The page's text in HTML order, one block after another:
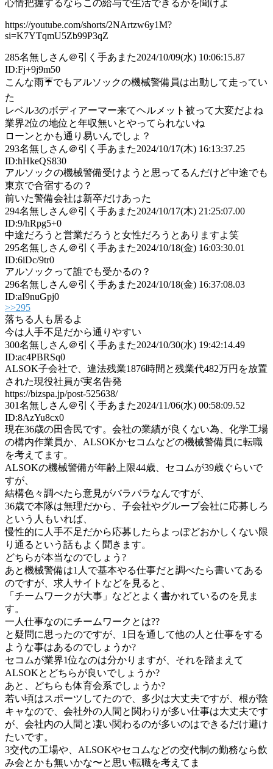
心情把握するならこの給与で生活できるかを聞けよ
https://youtube.com/shorts/2NArtzw6y1M?
si=K7YTqmU5Zb99P3qZ
285名無しさん＠引く手あまた2024/10/09(水) 10:06:15.87
ID:Fj+9j9m50
こんな雨☔でもアルソックの機械警備員は出動して走ってい
た
レベル3のボディアーマー来てヘルメット被って大変だよね
業界2位の地位と年収無いとやってられないね
ローンとかも通り易いんでしょ？
293名無しさん＠引く手あまた2024/10/17(木) 16:13:37.25
ID:hHkeQS830
アルソックの機械警備受けようと思ってるんだけど中途でも
東京で合宿するの？
前いた警備会社は新卒だけあった
294名無しさん＠引く手あまた2024/10/17(木) 21:25:07.00
ID:9/hRpg5+0
中途だろうと営業だろうと女性だろうとありますよ笑
295名無しさん＠引く手あまた2024/10/18(金) 16:03:30.01
ID:6iDc/9tr0
アルソックって誰でも受かるの？
296名無しさん＠引く手あまた2024/10/18(金) 16:37:08.03
ID:aI9nuGpj0
>>295
落ちる人も居るよ
今は人手不足だから通りやすい
300名無しさん＠引く手あまた2024/10/30(水) 19:42:14.49
ID:ac4PBRSq0
ALSOK子会社で、違法残業1876時間と残業代482万円を放置
された現役社員が実名告発
https://bizspa.jp/post-525638/
301名無しさん＠引く手あまた2024/11/06(水) 00:58:09.52
ID:8AzYu8cx0
現在36歳の田舎民です。会社の業績が良くない為、化学工場
の構内作業員か、ALSOKかセコムなどの機械警備員に転職
を考えてます。
ALSOKの機械警備が年齢上限44歳、セコムが39歳ぐらいで
すが、
結構色々調べたら意見がバラバラなんですが、
36歳で本隊は無理だから、子会社やグループ会社に応募しろ
という人もいれば、
慢性的に人手不足だから応募したらよっぽどおかしくない限
り通るという話もよく聞きます。
どちらが本当なのでしょう?
あと機械警備は1人で基本やる仕事だと調べたら書いてある
のですが、求人サイトなどを見ると、
「チームワークが大事」などとよく書かれているのを見ま
す。
一人仕事なのにチームワークとは??
と疑問に思ったのですが、1日を通して他の人と仕事をする
ような事はあるのでしょうか?
セコムが業界1位なのは分かりますが、それを踏まえて
ALSOKとどちらが良いでしょうか?
あと、どちらも体育会系でしょうか?
若い頃はスポーツしてたので、多少は大丈夫ですが、根が陰
キャなので、会社外の人間と関わりが多い仕事は大丈夫です
が、会社内の人間と凄い関わるのが多いのはできるだけ避け
たいです。
3交代の工場や、ALSOKやセコムなどの交代制の勤務なら飲
み会とかも無いかな〜と思い転職を考えてま